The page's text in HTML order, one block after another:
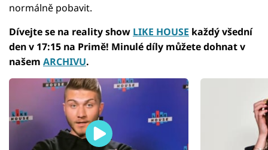
normálně pobavit.
Dívejte se na reality show LIKE HOUSE každý všední
den v 17:15 na Primě! Minulé díly můžete dohnat v
našem ARCHIVU.